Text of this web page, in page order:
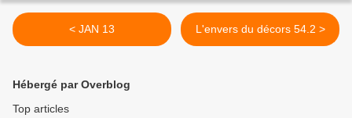
< JAN 13 L'envers du décors 54.2 >
Hébergé par Overblog
Top articles